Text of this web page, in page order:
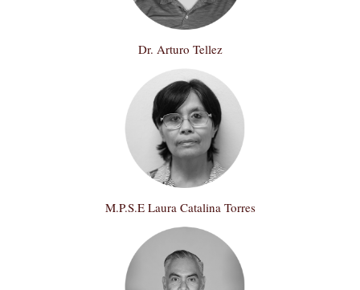
Dr. Arturo Tellez
M.P.S.E Laura Catalina Torres